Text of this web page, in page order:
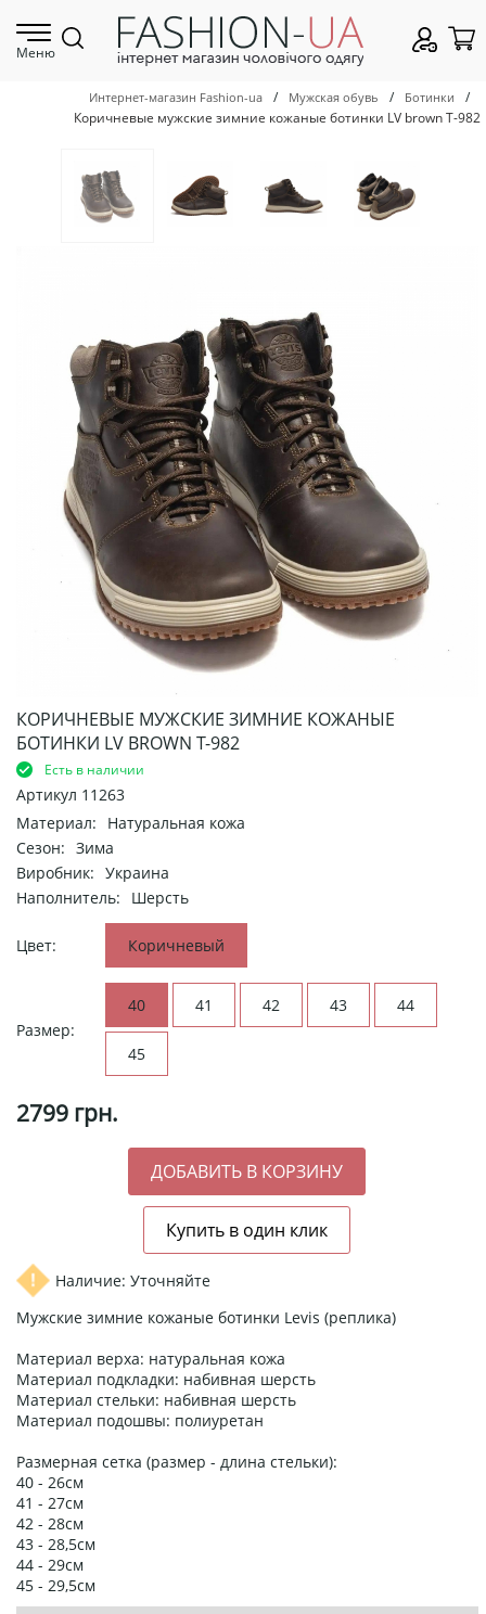
Меню
Интернет-магазин Fashion-ua / Мужская обувь / Ботинки
/
Коричневые мужские зимние кожаные ботинки LV brown Т-982
КОРИЧНЕВЫЕ МУЖСКИЕ ЗИМНИЕ КОЖАНЫЕ
БОТИНКИ LV BROWN Т-982
Есть в наличии
Артикул 11263
Материал:
Натуральная кожа
Сезон: Зима
Виробник: Украина
Наполнитель:
Шерсть
Цвет: Коричневый
Размер:
40 41 42 43 44
45
2799 грн.
Наличие: Уточняйте
Мужские зимние кожаные ботинки Levis (реплика)
Материал верха: натуральная кожа
Материал подкладки: набивная шерсть
Материал стельки: набивная шерсть
Материал подошвы: полиуретан
Размерная сетка (размер - длина стельки):
40 - 26см
41 - 27см
42 - 28см
43 - 28,5см
44 - 29см
45 - 29,5см